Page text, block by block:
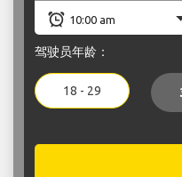
驾驶员年龄：
18 - 29